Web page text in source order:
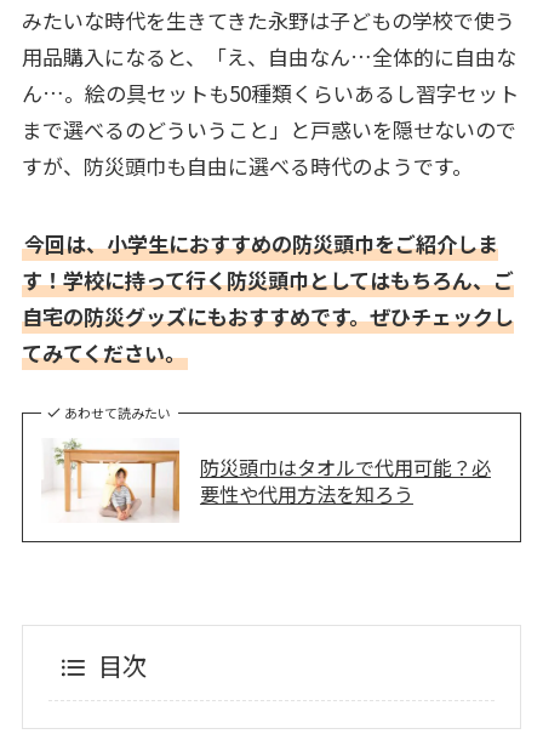
みたいな時代を生きてきた永野は子どもの学校で使う
用品購入になると、「え、自由なん…全体的に自由な
ん…。絵の具セットも50種類くらいあるし習字セット
まで選べるのどういうこと」と戸惑いを隠せないので
すが、防災頭巾も自由に選べる時代のようです。
今回は、小学生におすすめの防災頭巾をご紹介しま
す！学校に持って行く防災頭巾としてはもちろん、ご
自宅の防災グッズにもおすすめです。ぜひチェックし
てみてください。
あわせて読みたい
防災頭巾はタオルで代用可能？必
要性や代用方法を知ろう
目次